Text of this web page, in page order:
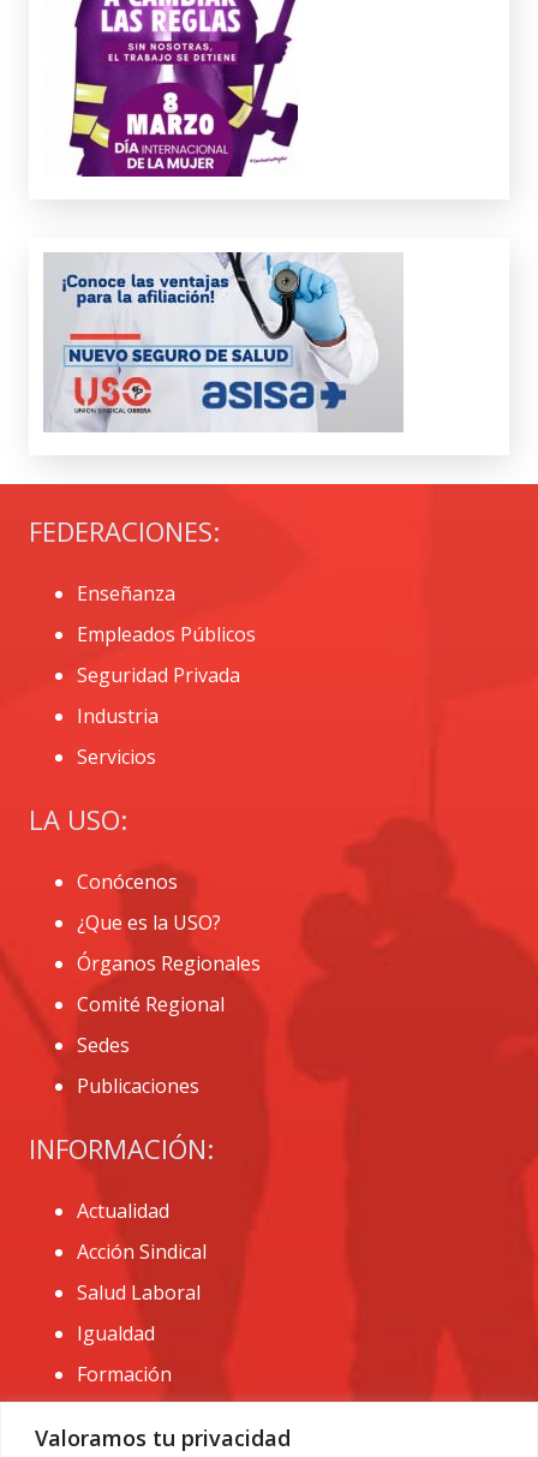
Valoramos tu privacidad
FEDERACIONES:
Enseñanza
Empleados Públicos
Seguridad Privada
Industria
Servicios
LA USO:
Conócenos
¿Que es la USO?
Órganos Regionales
Comité Regional
Sedes
Publicaciones
INFORMACIÓN:
Actualidad
Acción Sindical
Salud Laboral
Igualdad
Formación
CONTACTO: